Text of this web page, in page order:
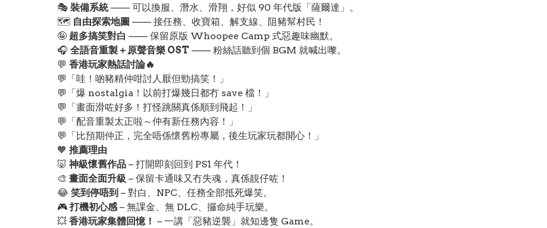
🎭 裝備系統—— 可以換服、潛水、滑翔，好似 90 年代版「薩爾達」。
🗺️ 自由探索地圖 —— 接任務、收寶箱、解支線、阻豬幫村民！
🤪 超多搞笑對白 —— 保留原版 Whoopee Camp 式惡趣味幽默。
🎧 全語音重製＋原聲音樂 OST —— 粉絲話聽到個 BGM 就喊出嚟。
💬 香港玩家熱話討論🔥
💬「哇！啲豬精仲咁討人厭但勁搞笑！」
💬「爆 nostalgia！以前打爆幾日都冇 save 檔！」
💬「畫面滑咗好多！打怪跳關真係順到飛起！」
💬「配音重製太正啦～仲有新任務內容！」
💬「比預期仲正，完全唔係懷舊粉專屬，後生玩家玩都開心！」
🧡 推薦理由
🐷 神級懷舊作品 – 打開即刻回到 PS1 年代！
🎨 畫面全面升級 – 保留卡通味又冇失魂，真係靚仔咗！
😂 笑到停唔到 – 對白、NPC、任務全部抵死爆笑。
🎮 打機初心感– 無課金、無 DLC、攞命純手玩樂。
💥 香港玩家集體回憶！ – 一講「惡豬逆襲」就知邊隻 Game。